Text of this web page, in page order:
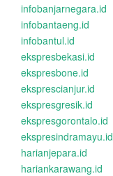
infobanjarnegara.id
infobantaeng.id
infobantul.id
ekspresbekasi.id
ekspresbone.id
eksprescianjur.id
ekspresgresik.id
ekspresgorontalo.id
ekspresindramayu.id
harianjepara.id
hariankarawang.id